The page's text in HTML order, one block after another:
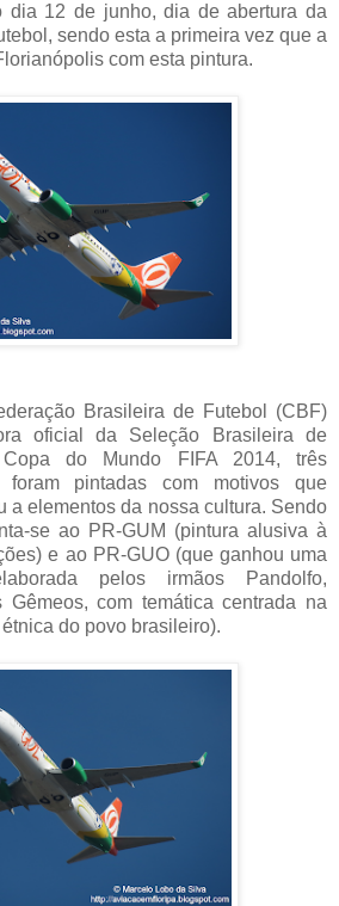
dia 12 de junho, dia de abertura da
sendo esta a primeira vez que a
com esta pintura.
Brasileira de Futebol (CBF)
oficial da Seleção Brasileira de
do Mundo FIFA 2014, três
foram pintadas com motivos que
a elementos da nossa cultura. Sendo
se ao PR-GUM (pintura alusiva à
e ao PR-GUO (que ganhou uma
pelos irmãos Pandolfo,
Gêmeos, com temática centrada na
do povo brasileiro).